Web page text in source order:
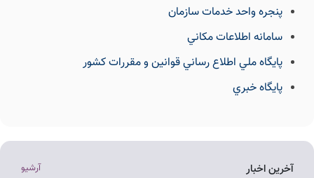
پنجره واحد خدمات سازمان
سامانه اطلاعات مكاني
پايگاه ملي اطلاع رساني قوانين و مقررات كشور
پايگاه خبري
آخرین اخبار آرشیو